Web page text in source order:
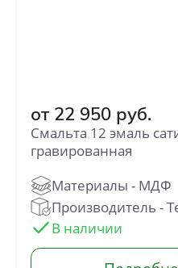
от 22 950 руб.
Смальта 12 эмаль
гравированная
Производитель -